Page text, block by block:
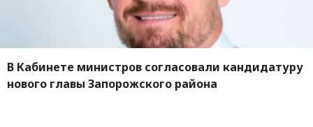
В Кабинете министров согласовали кандидатуру
нового главы Запорожского района